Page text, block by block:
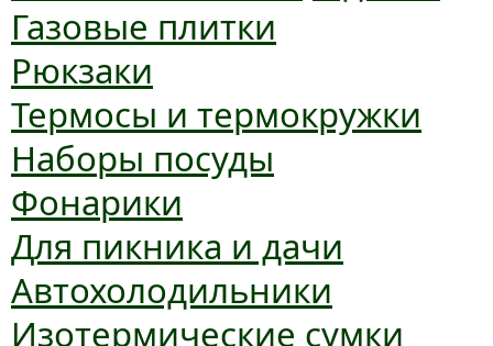
Газовые плитки
Рюкзаки
Термосы и термокружки
Наборы посуды
Фонарики
Для пикника и дачи
Автохолодильники
Изотермические сумки